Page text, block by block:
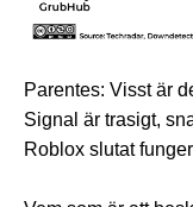
Parentes: Visst är
Signal är trasigt,
Roblox slutat